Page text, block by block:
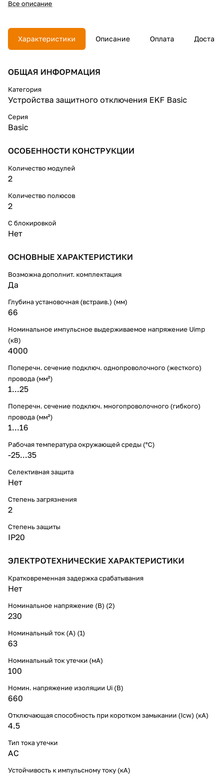
прикосновении к открытой
электрооборудованию,
оказавшемуся под
напряжением, и для
длительного протекания токов
токов короткого замыкания.
Для защиты потребителей от
токов перегрузки и короткого
замыкания необходимо
использовать УЗО совместно с
Все описание
Характеристики Описание Оплата
ОБЩАЯ ИНФОРМАЦИЯ
Категория
Устройства защитного отключения EKF Basic
Серия
Basic
ОСОБЕННОСТИ КОНСТРУКЦИИ
Количество модулей
2
Количество полюсов
2
С блокировкой
Нет
ОСНОВНЫЕ ХАРАКТЕРИСТИКИ
Возможна дополнит. комплектация
Да
Глубина установочная (встраив.) (мм)
66
Номинальное импульсное выдерживаемое напряжение Uimp
(кВ)
4000
Поперечн. сечение подключ. однопроволочного (жесткого)
провода (мм²)
1...25
Поперечн. сечение подключ. многопроволочного (гибкого)
провода (мм²)
1...16
Рабочая температура окружающей среды (°C)
-25...35
Селективная защита
Нет
Степень загрязнения
2
Степень защиты
IP20
ЭЛЕКТРОТЕХНИЧЕСКИЕ ХАРАКТЕРИСТИКИ
Кратковременная задержка срабатывания
Нет
Номинальное напряжение (В) (2)
230
Номинальный ток (А) (1)
63
Номинальный ток утечки (мА)
100
Номин. напряжение изоляции Ui (В)
660
Отключающая способность при коротком замыкании (Icw) (кА)
4.5
Тип тока утечки
AC
Устойчивость к импульсному току (кА)